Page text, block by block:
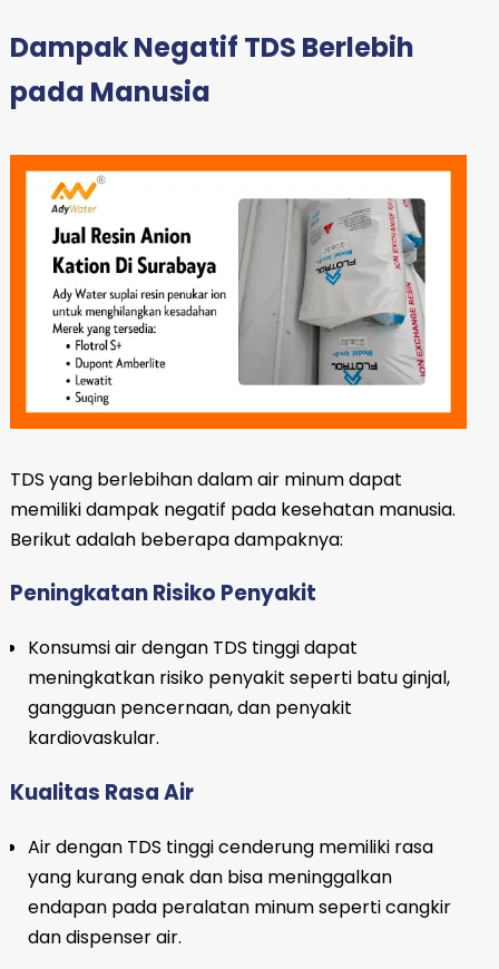
Dampak Negatif TDS Berlebih
pada Manusia
TDS yang berlebihan dalam air minum dapat
memiliki dampak negatif pada kesehatan manusia.
Berikut adalah beberapa dampaknya:
Peningkatan Risiko Penyakit
Konsumsi air dengan TDS tinggi dapat
meningkatkan risiko penyakit seperti batu ginjal,
gangguan pencernaan, dan penyakit
kardiovaskular.
Kualitas Rasa Air
Air dengan TDS tinggi cenderung memiliki rasa
yang kurang enak dan bisa meninggalkan
endapan pada peralatan minum seperti cangkir
dan dispenser air.